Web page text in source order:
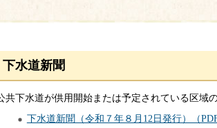
下水道新聞
共下水道が供用開始または予定されている区域
下水道新聞（令和７年８月12日発行）（PDF